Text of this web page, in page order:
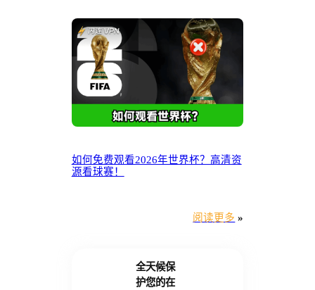
如何免费观看2026年世界杯？高清资
源看球赛！
阅读更多 »
全天候保
护您的在